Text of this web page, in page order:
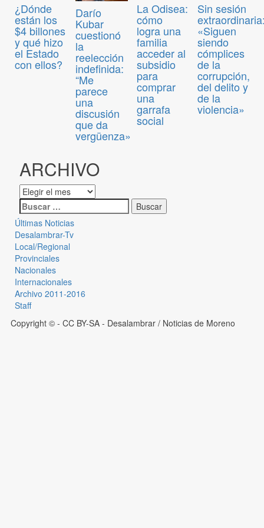
¿Dónde
están los
$4 billones
y qué hizo
el Estado
con ellos?
Darío
Kubar
cuestionó
la
reelección
indefinida:
“Me
parece
una
discusión
que da
vergüenza»
La Odisea:
cómo
logra una
familia
acceder al
subsidio
para
comprar
una
garrafa
social
Sin sesión
«Siguen
siendo
cómplices
de la
corrupción,
del delito y
de la
violencia»
ARCHIVO
Últimas Noticias
Desalambrar-Tv
Local/Regional
Provinciales
Nacionales
Internacionales
Archivo 2011-2016
Staff
Copyright © - CC BY-SA - Desalambrar / Noticias de Moreno